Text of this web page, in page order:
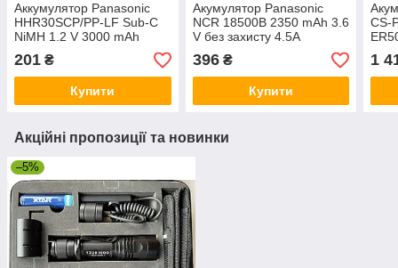
Аккумулятор Panasonic
HHR30SCP/PP-LF Sub-C
NiMH 1.2 V 3000 mAh
201 ₴
Купити
Акумулятор Panasonic
NCR 18500B 2350 mAh 3.6
V без захисту 4.5A
396₴
Купити
CS-
1
Акційні пропозиції та новинки
–5%